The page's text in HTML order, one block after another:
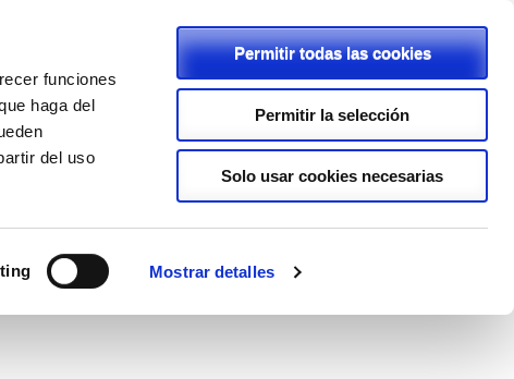
funciones
haga del
del uso
Mostrar detalles
Permitir todas las cookies
Permitir la selección
Solo usar cookies necesarias
962411239
ENLACES PROYECTOS LOPD